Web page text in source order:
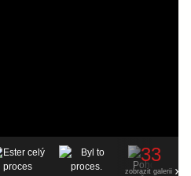
33
zobrazit galerii